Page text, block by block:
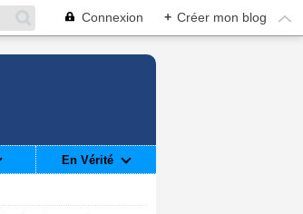
Connexion + Créer mon blog
En Vérité